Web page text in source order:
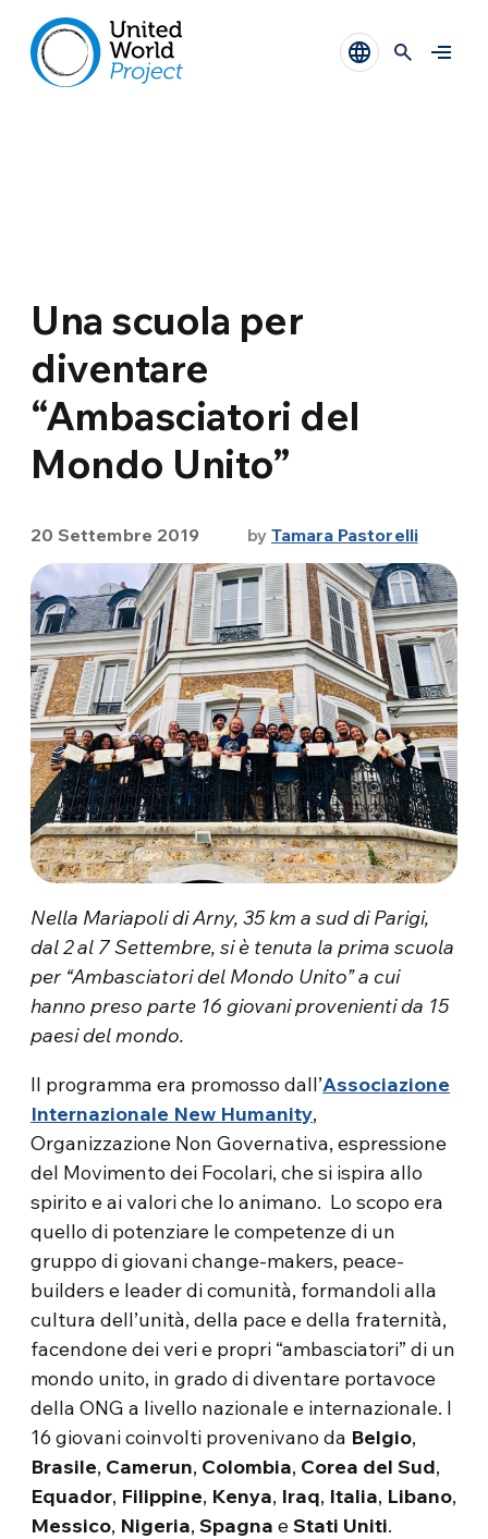
Una scuola per
diventare
“Ambasciatori del
Mondo Unito”
20 Settembre 2019 byTamara Pastorelli
Nella Mariapoli di Arny, 35 km a sud di Parigi,
dal 2 al 7 Settembre, si è tenuta la prima scuola
per “Ambasciatori del Mondo Unito” a cui
hanno preso parte 16 giovani provenienti da 15
paesi del mondo.
Il programma era promosso dall’Associazione
Internazionale New Humanity,
Organizzazione Non Governativa, espressione
del Movimento dei Focolari, che si ispira allo
spirito e ai valori che lo animano. Lo scopo era
quello di potenziare le competenze di un
gruppo di giovani change-makers, peace-
builders e leader di comunità, formandoli alla
cultura dell’unità, della pace e della fraternità,
facendone dei veri e propri “ambasciatori” di un
mondo unito, in grado di diventare portavoce
della ONG a livello nazionale e internazionale. I
16 giovani coinvolti provenivano da Belgio,
Brasile, Camerun, Colombia, Corea del Sud,
Equador, Filippine, Kenya, Iraq, Italia, Libano,
Messico, Nigeria,Spagna eStati Uniti.